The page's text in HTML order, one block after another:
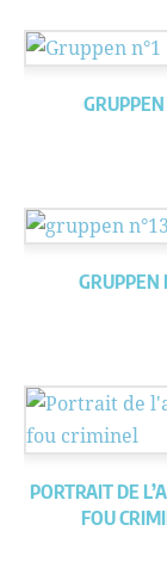
GRUPPEN
PORTRAIT DE
FOU